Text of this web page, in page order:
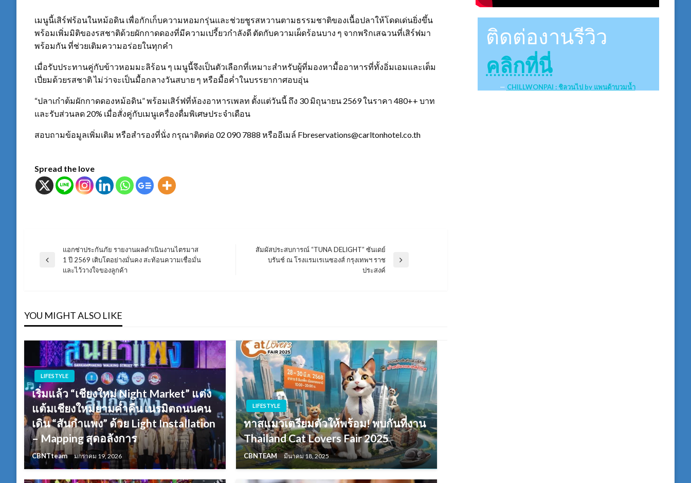
เมนูนี้เสิร์ฟร้อนในหม้อดิน เพื่อกักเก็บความหอมกรุ่นและช่วยชูรสหวานตามธรรมชาติของเนื้อปลาให้โดดเด่นยิ่งขึ้น
พร้อมเพิ่มมิติของรสชาติด้วยผักกาดดองที่มีความเปรี้ยวกำลังดี ตัดกับความเผ็ดร้อนบาง ๆ จากพริกเสฉวนที่เสิร์ฟมา
พร้อมกัน ที่ช่วยเติมความอร่อยในทุกคำ
เมื่อรับประทานคู่กับข้าวหอมมะลิร้อน ๆ เมนูนี้จึงเป็นตัวเลือกที่เหมาะสำหรับผู้ที่มองหามื้ออาหารที่ทั้งอิ่มเอมและเต็ม
เปี่ยมด้วยรสชาติ ไม่ว่าจะเป็นมื้อกลางวันสบาย ๆ หรือมื้อค่ำในบรรยากาศอบอุ่น
“ปลาเก๋าต้มผักกาดดองหม้อดิน” พร้อมเสิร์ฟที่ห้องอาหารเพลท ตั้งแต่วันนี้ ถึง 30 มิถุนายน 2569 ในราคา 480++ บาท
และรับส่วนลด 20% เมื่อสั่งคู่กับเมนูเครื่องดื่มพิเศษประจำเดือน
สอบถามข้อมูลเพิ่มเติม หรือสำรองที่นั่ง กรุณาติดต่อ 02 090 7888 หรืออีเมล์ Fbreservations@carltonhotel.co.th
Spread the love
แนะแนว
Previous
แอกซ่าประกันภัย รายงานผลดำเนินงานไตรมาส
1 ปี 2569 เติบโตอย่างมั่นคง สะท้อนความเชื่อมั่น
และไว้วางใจของลูกค้า
สัมผัสประสบการณ์ “TUNA DELIGHT” ซันเดย์
บรันช์ ณ โรงแรมเรเนซองส์ กรุงเทพฯ ราช
ประสงค์
YOU MIGHT ALSO LIKE
LIFESTYLE
เริ่มแล้ว “เชียงใหม่ Night Market” แต่ง
แต้มเชียงใหม่ยามค่ำคืน เนรมิตถนนคน
เดิน “สันกำแพง” ด้วย Light Installation
– Mapping สุดอลังการ
CBNTteam มกราคม 19, 2026
LIFESTYLE
ทาสแมวเตรียมตัวให้พร้อม! พบกันที่งาน
Thailand Cat Lovers Fair 2025
CBNTEAM มีนาคม 18, 2025
ติดต่องานรีวิว
คลิกที่นี่
CHILLWONPAI : ชิลวนไป by แพนด้าบวมน้ำ